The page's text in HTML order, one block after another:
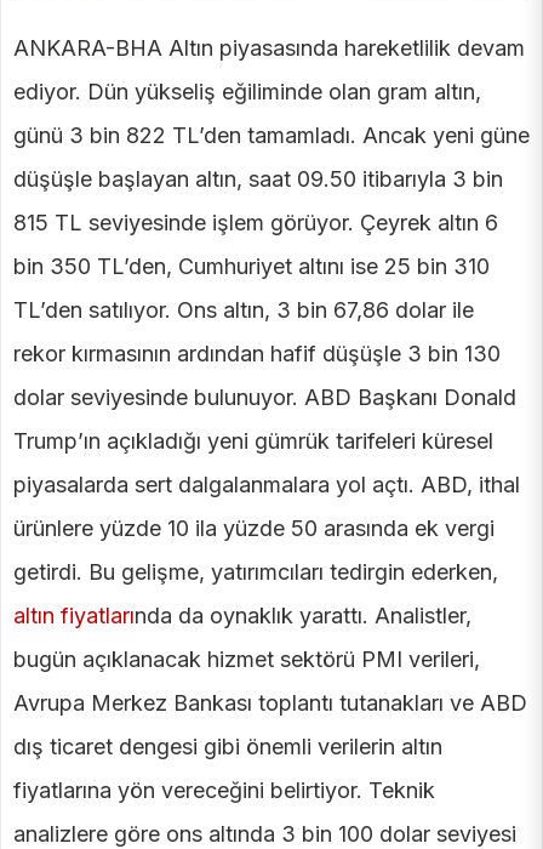
ANKARA-BHA Altın piyasasında hareketlilik devam
ediyor. Dün yükseliş eğiliminde olan gram altın,
günü 3 bin 822 TL’den tamamladı. Ancak yeni güne
düşüşle başlayan altın, saat 09.50 itibarıyla 3 bin
815 TL seviyesinde işlem görüyor. Çeyrek altın 6
bin 350 TL’den, Cumhuriyet altını ise 25 bin 310
TL’den satılıyor. Ons altın, 3 bin 67,86 dolar ile
rekor kırmasının ardından hafif düşüşle 3 bin 130
dolar seviyesinde bulunuyor. ABD Başkanı Donald
Trump’ın açıkladığı yeni gümrük tarifeleri küresel
piyasalarda sert dalgalanmalara yol açtı. ABD, ithal
ürünlere yüzde 10 ila yüzde 50 arasında ek vergi
getirdi. Bu gelişme, yatırımcıları tedirgin ederken,
altın fiyatlarında da oynaklık yarattı. Analistler,
bugün açıklanacak hizmet sektörü PMI verileri,
Avrupa Merkez Bankası toplantı tutanakları ve ABD
dış ticaret dengesi gibi önemli verilerin altın
fiyatlarına yön vereceğini belirtiyor. Teknik
analizlere göre ons altında 3 bin 100 dolar seviyesi